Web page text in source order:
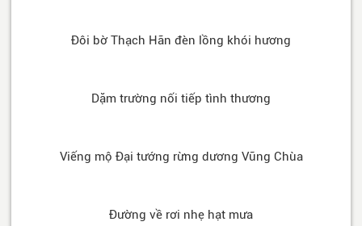
Đôi bờ Thạch Hãn đèn lồng khói hương
Dặm trường nối tiếp tình thương
Viếng mộ Đại tướng rừng dương Vũng Chùa
Đường về rơi nhẹ hạt mưa